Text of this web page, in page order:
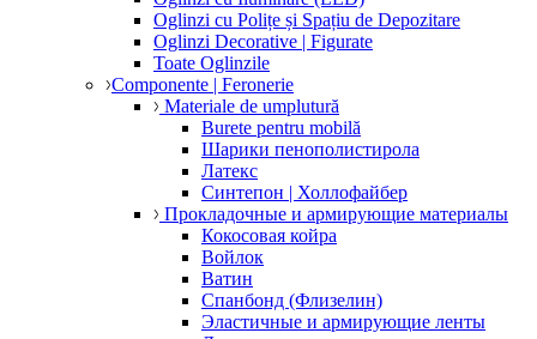
Oglinzi cu Polițe și Spațiu de Depozitare
Oglinzi Decorative | Figurate
Toate Oglinzile
Componente | Feronerie
Materiale de umplutură
Burete pentru mobilă
Шарики пенополистирола
Латекс
Синтепон | Холлофайбер
Прокладочные и армирующие материалы
Кокосовая койра
Войлок
Ватин
Спанбонд (Флизелин)
Эластичные и армирующие ленты